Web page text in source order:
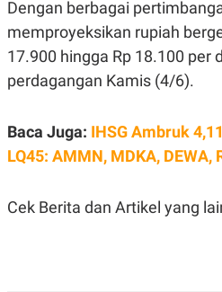
C
A
D
M
Y
L
E
A
E
.
I
L
A
N
N
K
I
N
J
A
Dengan berbagai
memproyeksikan rupiah
17.900 hingga Rp 18.100 per
perdagangan Kamis (4/6).
Baca Juga: IHSG Ambruk
LQ45: AMMN, MDKA, DEWA,
Cek Berita dan Artikel yang